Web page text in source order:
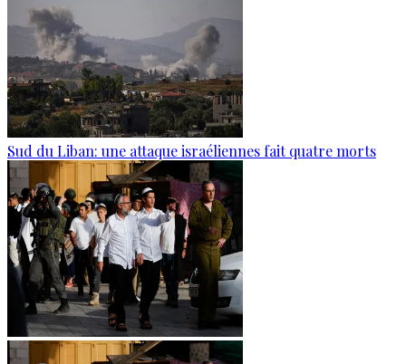
Sud du Liban: une attaque israéliennes fait quatre morts